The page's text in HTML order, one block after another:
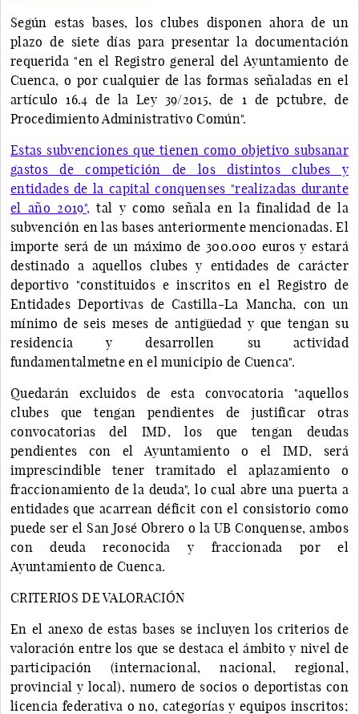
Según estas bases, los clubes disponen ahora de un
plazo de siete días para presentar la documentación
requerida "en el Registro general del Ayuntamiento de
Cuenca, o por cualquier de las formas señaladas en el
artículo 16.4 de la Ley 39/2015, de 1 de pctubre, de
Procedimiento Administrativo Común".
Estas subvenciones que tienen como objetivo subsanar
gastos de competición de los distintos clubes y
entidades de la capital conquenses "realizadas durante
el año 2019", tal y como señala en la finalidad de la
subvención en las bases anteriormente mencionadas. El
importe será de un máximo de 300.000 euros y estará
destinado a aquellos clubes y entidades de carácter
deportivo "constituidos e inscritos en el Registro de
Entidades Deportivas de Castilla-La Mancha, con un
mínimo de seis meses de antigüedad y que tengan su
residencia y desarrollen su actividad
fundamentalmetne en el municipio de Cuenca".
Quedarán excluidos de esta convocatoria "aquellos
clubes que tengan pendientes de justificar otras
convocatorias del IMD, los que tengan deudas
pendientes con el Ayuntamiento o el IMD, será
imprescindible tener tramitado el aplazamiento o
fraccionamiento de la deuda", lo cual abre una puerta a
entidades que acarrean déficit con el consistorio como
puede ser el San José Obrero o la UB Conquense, ambos
con deuda reconocida y fraccionada por el
Ayuntamiento de Cuenca.
CRITERIOS DE VALORACIÓN
En el anexo de estas bases se incluyen los criterios de
valoración entre los que se destaca el ámbito y nivel de
participación (internacional, nacional, regional,
provincial y local), numero de socios o deportistas con
licencia federativa o no, categorías y equipos inscritos;